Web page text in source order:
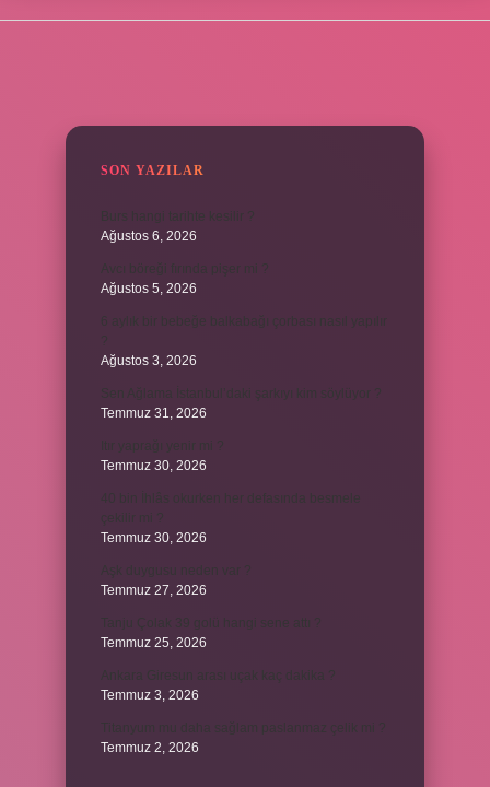
SON YAZILAR
Burs hangi tarihte kesilir ?
Ağustos 6, 2026
Avcı böreği fırında pişer mi ?
Ağustos 5, 2026
6 aylık bir bebeğe balkabağı çorbası nasıl yapılır
?
Ağustos 3, 2026
Sen Ağlama İstanbul’daki şarkıyı kim söylüyor ?
Temmuz 31, 2026
Itır yaprağı yenir mi ?
Temmuz 30, 2026
40 bin İhlâs okurken her defasında besmele
Temmuz 30, 2026
Temmuz 27, 2026
Temmuz 25, 2026
Temmuz 3, 2026
Titanyum mu daha sağlam paslanmaz çelik mi ?
Temmuz 2, 2026